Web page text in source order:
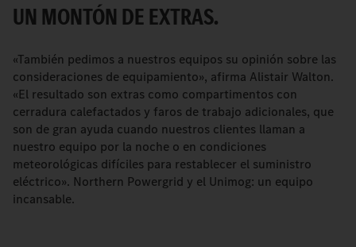
UN MONTÓN DE EXTRAS.
«También pedimos a nuestros equipos su opinión sobre las
consideraciones de equipamiento», afirma Alistair Walton.
«El resultado son extras como compartimentos con
cerradura calefactados y faros de trabajo adicionales, que
son de gran ayuda cuando nuestros clientes llaman a
nuestro equipo por la noche o en condiciones
meteorológicas difíciles para restablecer el suministro
eléctrico». Northern Powergrid y el Unimog: un equipo
incansable.